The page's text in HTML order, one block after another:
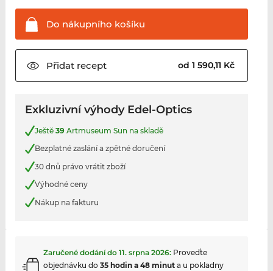
Do nákupního košíku
Přidatrecept od 1 590,11 Kč
Exkluzivní výhody Edel-Optics
Ještě 39Artmuseum Sun na skladě
Bezplatné zaslání a zpětné doručení
30 dnů právo vrátit zboží
Výhodné ceny
Nákup na fakturu
Zaručené dodání do 11. srpna 2026: Proveďte
objednávku do 35 hodin a 48 minuta u pokladny